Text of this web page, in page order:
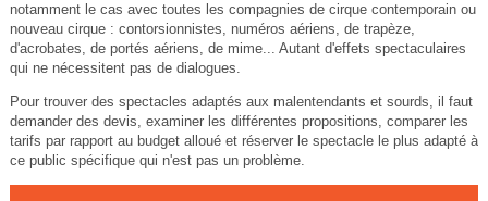
notamment le cas avec toutes les compagnies de cirque contemporain ou
nouveau cirque : contorsionnistes, numéros aériens, de trapèze,
d'acrobates, de portés aériens, de mime... Autant d'effets spectaculaires
qui ne nécessitent pas de dialogues.
Pour trouver des spectacles adaptés aux malentendants et sourds, il faut
demander des devis, examiner les différentes propositions, comparer les
tarifs par rapport au budget alloué et réserver le spectacle le plus adapté à
ce public spécifique qui n'est pas un problème.